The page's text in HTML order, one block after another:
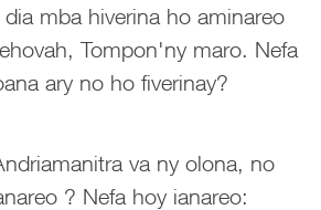
mba hiverina ho aminareo
Tompon'ny maro. Nefa
ary no ho fiverinay?
va ny olona, no
? Nefa hoy ianareo: